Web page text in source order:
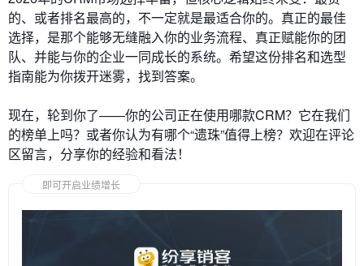
的、或者排名最高的，不一定就是最适合你的。真正的最佳
选择，是那个能够无缝融入你的业务流程、真正赋能你的团
队、并能与你的企业一同成长的系统。希望这份排名和选型
指南能为你拨开迷雾，找到答案。
现在，轮到你了——你的公司正在使用哪款CRM？它在我们
的榜单上吗？或者你认为有哪个“遗珠”值得上榜？欢迎在评论
区留言，分享你的经验和看法！
即可开启业绩增长